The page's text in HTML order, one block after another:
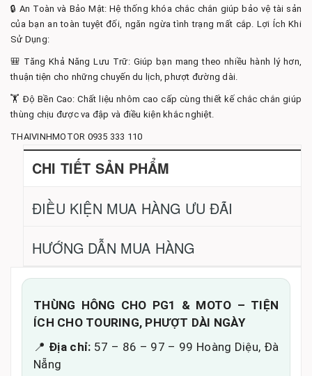
🔒 An Toàn và Bảo Mật: Hệ thống khóa chắc chắn giúp bảo vệ tài sản
của bạn an toàn tuyệt đối, ngăn ngừa tình trạng mất cắp. Lợi Ích Khi
Sử Dụng:
🎒 Tăng Khả Năng Lưu Trữ: Giúp bạn mang theo nhiều hành lý hơn,
thuận tiện cho những chuyến du lịch, phượt đường dài.
🏋️ Độ Bền Cao: Chất liệu nhôm cao cấp cùng thiết kế chắc chắn giúp
thùng chịu được va đập và điều kiện khắc nghiệt.
THAIVINHMOTOR 0935 333 110
CHI TIẾT SẢN PHẨM
ĐIỀU KIỆN MUA HÀNG ƯU ĐÃI
HƯỚNG DẪN MUA HÀNG
THÙNG HÔNG CHO PG1 & MOTO – TIỆN
ÍCH CHO TOURING, PHƯỢT DÀI NGÀY
📍 Địa chỉ: 57 – 86 – 97 – 99 Hoàng Diệu, Đà
Nẵng